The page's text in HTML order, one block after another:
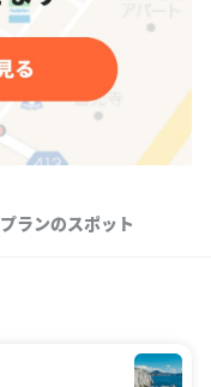
プランのスポット